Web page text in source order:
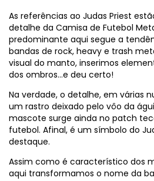
As referências ao Judas Priest
detalhe da Camisa de Futebol
predominante aqui segue a
bandas de rock, heavy e trash
visual do manto, inserimos
dos ombros…e deu certo!
Na verdade, o detalhe, em várias
um rastro deixado pelo vôo da
mascote surge ainda no patch
futebol. Afinal, é um símbolo do
destaque.
Assim como é característico dos
aqui transformamos o nome da